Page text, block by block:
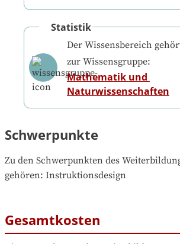
Statistik
Der Wissensbereich
zur Wissensgruppe:
Mathematik und
Naturwissenschaften
Schwerpunkte
Zu den Schwerpunkten des
gehören: Instruktionsdesign
Gesamtkosten